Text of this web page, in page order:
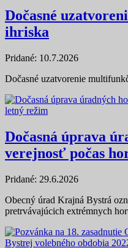
Dočasné
ihriska
Pridané: 10.7.2026
Dočasné uzatvorenie
Dočasná úprava
verejnosť počas
Pridané: 29.6.2026
Obecný úrad Krajná Bystrá
pretrvávajúcich extrémnych